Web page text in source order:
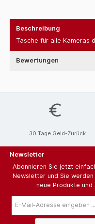
Beschreibung
Tasche für alle Kameras
Bewertungen
30 Tage Geld-Zurück
Newsletter
Abonnieren Sie jetzt
Newsletter und Sie
neue Produkte